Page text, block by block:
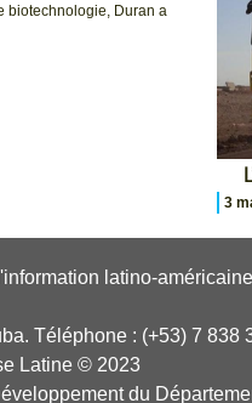
biotechnologie, Duran a
3
latino-
Téléphone : (+53) 7 838
Latine © 2023
du